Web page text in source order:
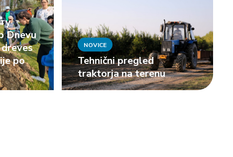
Dnevu
po
NOVICE
Tehnični pregled
traktorja na terenu